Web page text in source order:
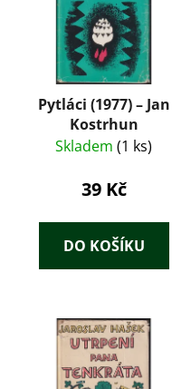
Pytláci (1977) – Jan
Kostrhun
Skladem (1 ks)
39 Kč
DO KOŠÍKU